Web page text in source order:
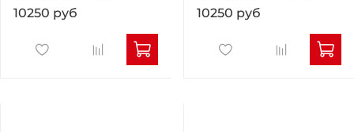
10250 руб 10250 руб